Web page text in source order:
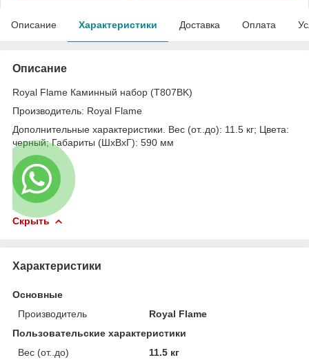
Описание Характеристики Доставка Оплата
Описание
Royal Flame Каминный набор (T807BK)
Производитель: Royal Flame
Дополнительные характеристики. Вес (от..до): 11.5 кг; Цвета:
черный; Габариты (ШхВхГ): 590 мм
Скрыть
Характеристики
Основные
Производитель
Royal Flame
Пользовательские характеристики
Вес (от..до)
11.5 кг